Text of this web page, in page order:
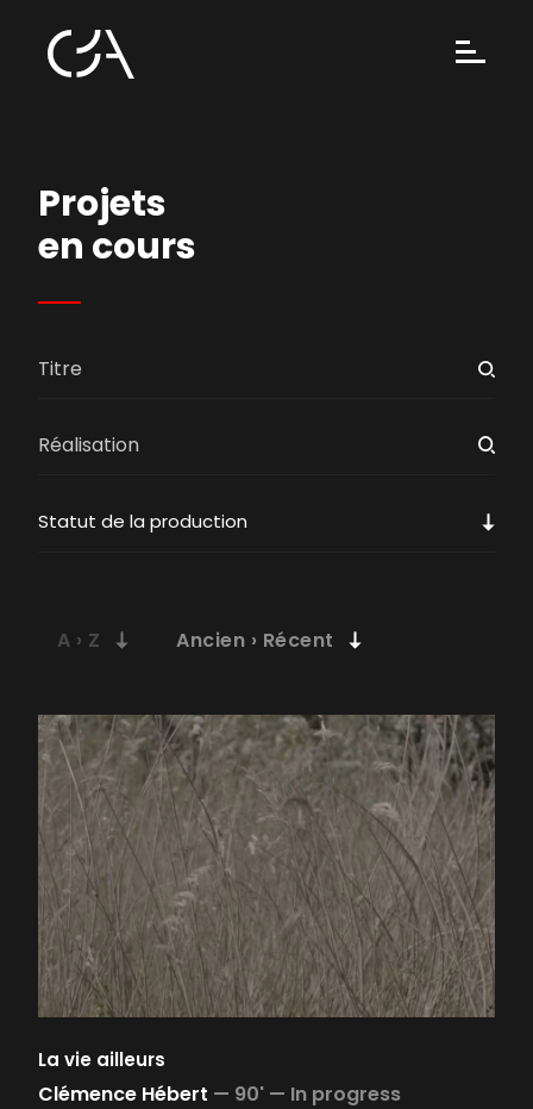
Projets
en cours
Statut de la production
La vie ailleurs
Clémence Hébert — 90' — In progress